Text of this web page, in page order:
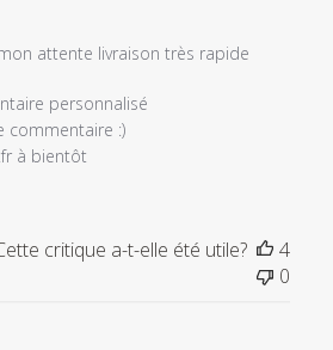
attente livraison très rapide
personnalisé
commentaire :)
à bientôt
critique a-t-elle été utile?
4
0